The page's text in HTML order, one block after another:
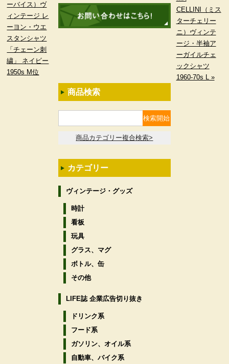
ーバイス）ヴ
ィンテージ レ
ーヨン・ウエ
スタンシャツ
「チェーン刺
繍」 ネイビー
1950s M位
CELLINI（ミス
ターチェリー
ニ）ヴィンテ
ージ・半袖ア
ーガイルチェ
ックシャツ
1960-70s L »
商品検索
商品カテゴリー複合検索>
カテゴリー
ヴィンテージ・グッズ
時計
看板
玩具
グラス、マグ
ボトル、缶
その他
LIFE誌 企業広告切り抜き
ドリンク系
フード系
ガソリン、オイル系
自動車、バイク系